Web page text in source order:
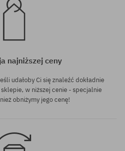
najniższej ceny
udałoby Ci się znaleźć dokładnie
w niższej cenie - specjalnie
obniżymy jego cenę!